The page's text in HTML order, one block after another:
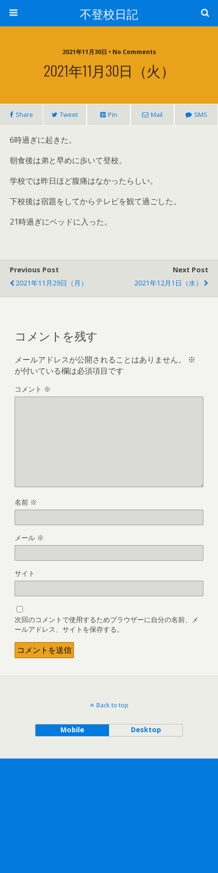
不登校日記
2021年11月30日 • No Comments
2021年11月30日（火）
Share Tweet Pin Mail SMS
6時過ぎに起きた。
朝食後は弟と早めに歩いて登校。
学校では昨日ほど腹痛はなかったらしい。
下校後は宿題をしてからテレビを観て過ごした。
21時過ぎにベッドに入った。
Previous Post
2021年11月29日（月）
Next Post
2021年12月1日（水）
コメントを残す
メールアドレスが公開されることはありません。
※
が付いている欄は必須項目です
コメント ※
名前 ※
メール ※
サイト
次回のコメントで使用するためブラウザーに自分の名前、メ
ールアドレス、サイトを保存する。
Back to top
Mobile Desktop